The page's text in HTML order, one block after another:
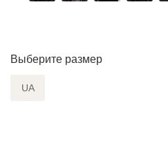
Выберите размер
UA